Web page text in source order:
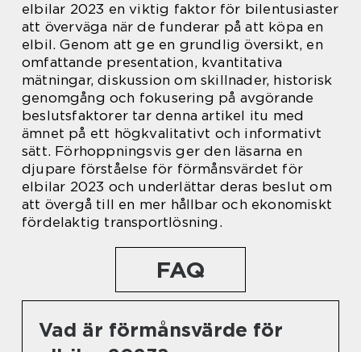
elbilar 2023 en viktig faktor för bilentusiaster
att överväga när de funderar på att köpa en
elbil. Genom att ge en grundlig översikt, en
omfattande presentation, kvantitativa
mätningar, diskussion om skillnader, historisk
genomgång och fokusering på avgörande
beslutsfaktorer tar denna artikel itu med
ämnet på ett högkvalitativt och informativt
sätt. Förhoppningsvis ger den läsarna en
djupare förståelse för förmånsvärdet för
elbilar 2023 och underlättar deras beslut om
att övergå till en mer hållbar och ekonomiskt
fördelaktig transportlösning.
FAQ
Vad är förmånsvärde för